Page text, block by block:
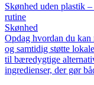
Skønhed uden plastik
rutine
Skønhed
Opdag hvordan du
og samtidig støtte
til bæredygtige
ingredienser, der gør